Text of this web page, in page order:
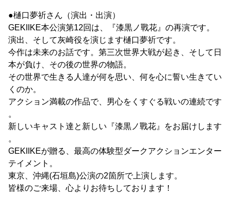
●樋口夢祈さん（演出・出演）
GEKIIKE本公演第12回は、『漆黒ノ戰花』の再演です。
演出、そして灰崎役を演じます樋口夢祈です。
今作は未来のお話です。第三次世界大戦が起き、そして日
本が負け、その後の世界の物語。
その世界で生きる人達が何を思い、何を心に誓い生きてい
くのか。
アクション満載の作品で、男心をくすぐる戦いの連続です
。
新しいキャスト達と新しい『漆黒ノ戰花』をお届けします
。
GEKIIKEが贈る、最高の体験型ダークアクションエンター
テイメント。
東京、沖縄(石垣島)公演の2箇所で上演します。
皆様のご来場、心よりお待ちしております！